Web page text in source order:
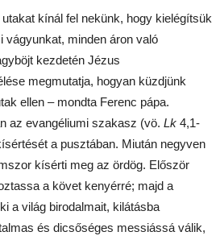
kínál fel nekünk, hogy kielégítsük
vágyunkat, minden áron való
kezdetén Jézus
megmutatja, hogyan küzdjünk
ellen – mondta Ferenc pápa.
az evangéliumi szakasz (vö. Lk 4,1-
a pusztában. Miután negyven
kísérti meg az ördög. Először
a követ kenyérré; majd a
a világ birodalmait, kilátásba
és dicsőséges messiássá válik,